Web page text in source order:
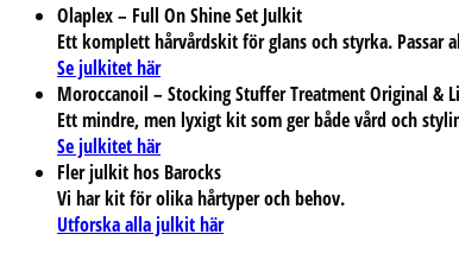
Olaplex – Full On Shine Set Julkit
Ett komplett hårvårdskit för glans och styrka. Passar
Se julkitet här
Moroccanoil – Stocking Stuffer Treatment Original &
Ett mindre, men lyxigt kit som ger både vård och
Se julkitet här
Fler julkit hos Barocks
Vi har kit för olika hårtyper och behov.
Utforska alla julkit här